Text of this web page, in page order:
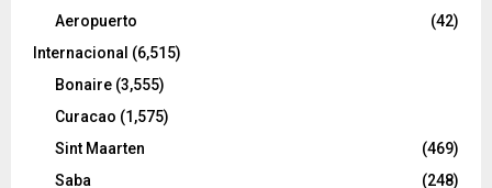
Aeropuerto
(42)
Internacional (6,515)
Bonaire (3,555)
Curacao (1,575)
Sint Maarten
(469)
Saba
(248)